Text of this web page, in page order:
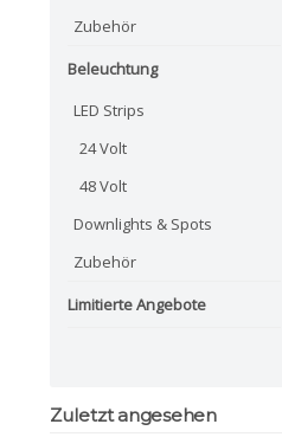
Zubehör
Beleuchtung
LED Strips
24 Volt
48 Volt
Downlights & Spots
Zubehör
Limitierte Angebote
Zuletzt angesehen